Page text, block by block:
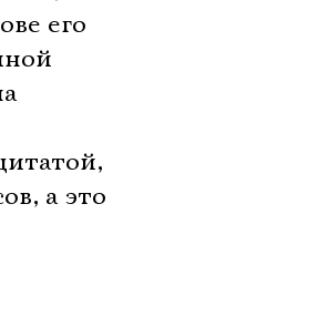
его
а это